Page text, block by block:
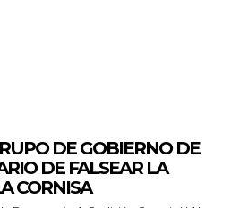
DE GOBIERNO DE
DE FALSEAR LA
CORNISA